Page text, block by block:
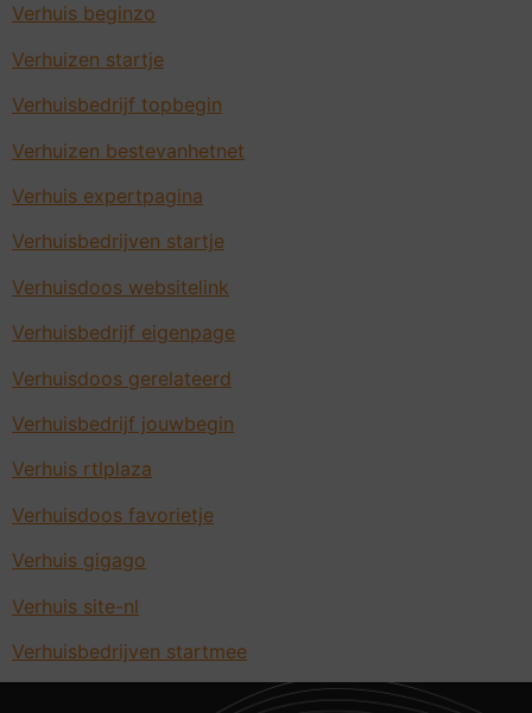
Verhuis beginzo
Verhuizen startje
Verhuisbedrijf topbegin
Verhuizen bestevanhetnet
Verhuis expertpagina
Verhuisbedrijven startje
Verhuisdoos websitelink
Verhuisbedrijf eigenpage
Verhuisdoos gerelateerd
Verhuisbedrijf jouwbegin
Verhuis rtlplaza
Verhuisdoos favorietje
Verhuis gigago
Verhuis site-nl
Verhuisbedrijven startmee